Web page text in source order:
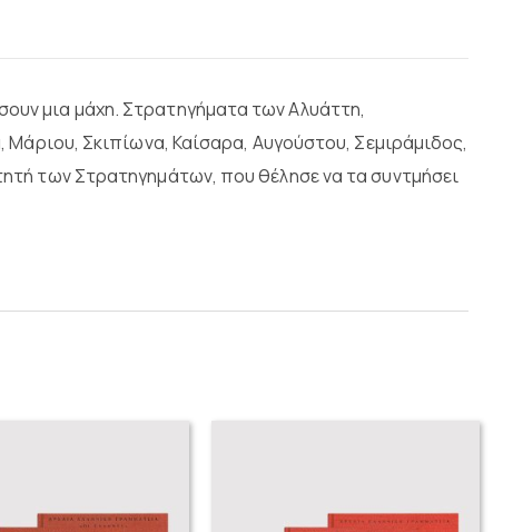
μια μάχη. Στρατηγήματα των Αλυάττη,
Σκιπίωνα, Καίσαρα, Αυγούστου, Σεμιράμιδος,
των Στρατηγημάτων, που θέλησε να τα συντμήσει